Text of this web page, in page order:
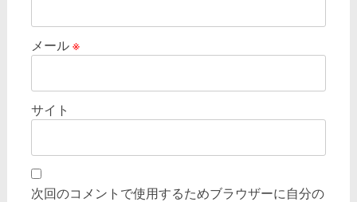
メール ※
サイト
次回のコメントで使用するためブラウザーに自分の